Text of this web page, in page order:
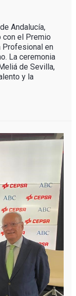
Andalucía,
con el Premio
Profesional en
La ceremonia
de Sevilla,
y la